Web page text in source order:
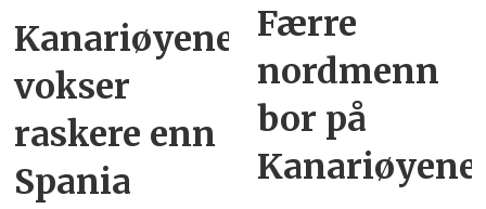
Kanariøyene
vokser
raskere enn
Spania
Færre
nordmenn
bor på
Kanariøyene